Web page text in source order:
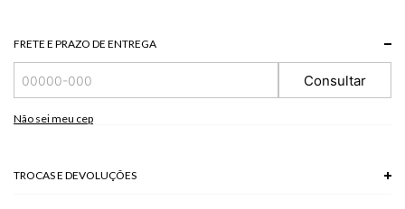
63 % POLIESTER + 34 % VISCOSE + 3 % ELASTANO
FRETE E PRAZO DE ENTREGA
Consultar
Não sei meu cep
TROCAS E DEVOLUÇÕES